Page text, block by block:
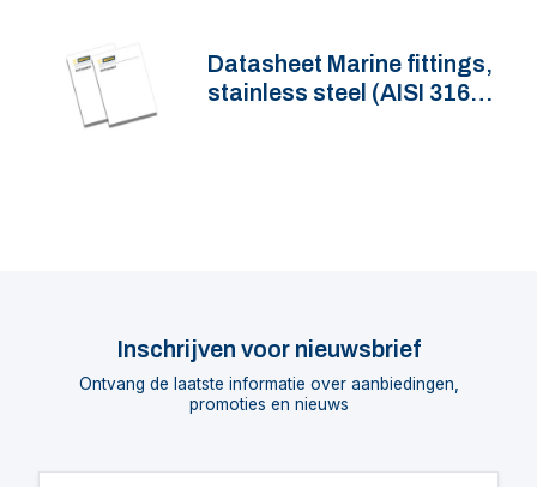
Datasheet Marine fittings,
stainless steel (AISI 316),
Inschrijven voor nieuwsbrief
Ontvang de laatste informatie over aanbiedingen,
promoties en nieuws